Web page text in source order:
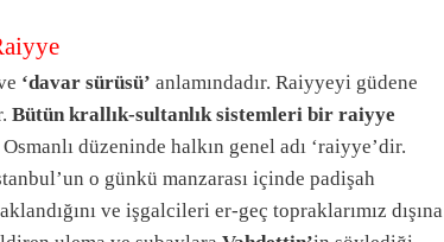
‘davar sürüsü’ anlamındadır. Raiyyeyi güdene
Bütün krallık-sultanlık sistemleri bir raiyye
düzeninde halkın genel adı ‘raiyye’dir.
o günkü manzarası içinde padişah
ve işgalcileri er-geç topraklarımız dışına